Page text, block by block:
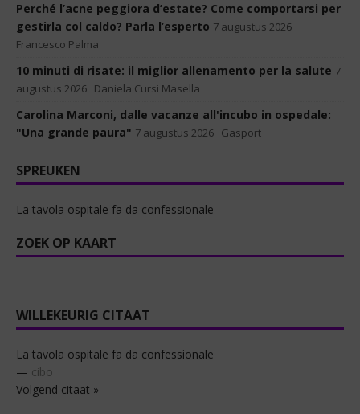
Perché l’acne peggiora d’estate? Come comportarsi per
gestirla col caldo? Parla l’esperto 7 augustus 2026
Francesco Palma
10 minuti di risate: il miglior allenamento per la salute 7
augustus 2026 Daniela Cursi Masella
Carolina Marconi, dalle vacanze all'incubo in ospedale:
"Una grande paura" 7 augustus 2026 Gasport
SPREUKEN
La tavola ospitale fa da confessionale
ZOEK OP KAART
WILLEKEURIG CITAAT
La tavola ospitale fa da confessionale
— cibo
Volgend citaat »